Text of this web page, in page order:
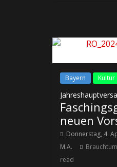
Bayern Kultur
neuen
Donnerstag, 4.
M.A.
Brauchtum
read